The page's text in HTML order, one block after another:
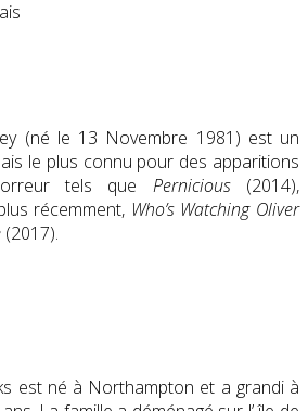
(né le 13 Novembre 1981) est un
le plus connu pour des apparitions
tels que Pernicious(2014),
récemment, Who’s Watching Oliver
(2017).
est né à Northampton et a grandi à